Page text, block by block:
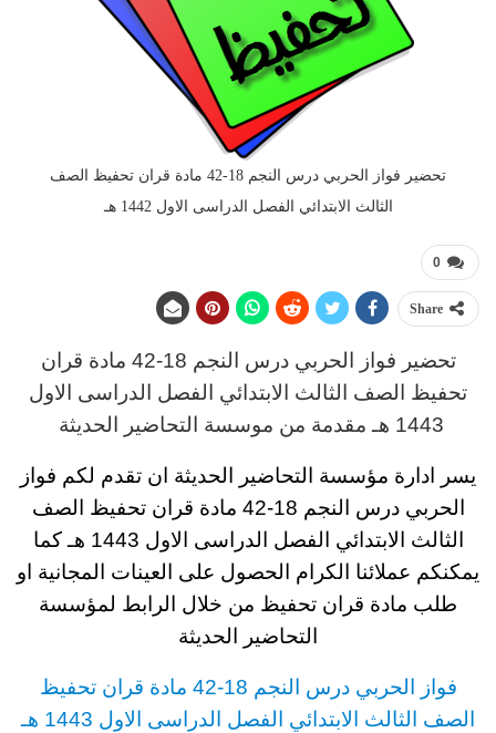
تحضير فواز الحربي درس النجم 18-42 مادة قران تحفيظ الصف
الثالث الابتدائي الفصل الدراسى الاول 1442 هـ
0
Share
تحضير فواز الحربي درس
النجم 18-42 مادة قران
تحفيظ
الصف الثالث الابتدائي الفصل الدراسى الاول
1443 هـ
مقدمة من موسسة التحاضير الحديثة
يسر ادارة مؤسسة التحاضير الحديثة ان تقدم لكم فواز
الحربي درس النجم 18-42 مادة قران تحفيظ الصف
الثالث الابتدائي الفصل الدراسى الاول 1443 هـكما
يمكنكم عملائنا الكرام الحصول على العينات المجانية او
طلب مادة قران تحفيظ من خلال الرابط لمؤسسة
التحاضير الحديثة
فواز الحربي درس النجم 18-42 مادة قران تحفيظ
الصف الثالث الابتدائي الفصل الدراسى الاول 1443 هـ